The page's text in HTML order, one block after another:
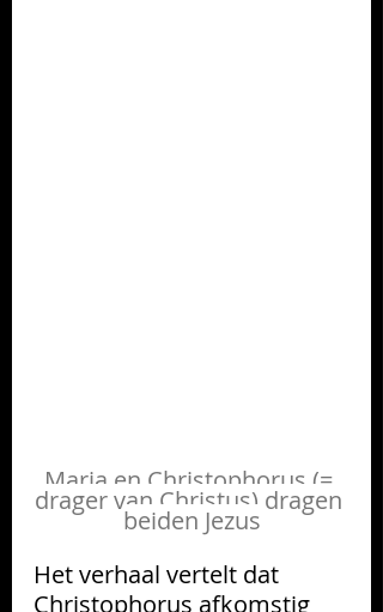
Maria en Christophorus (=
drager van Christus) dragen
beiden Jezus
Het verhaal vertelt dat
Christophorus afkomstig